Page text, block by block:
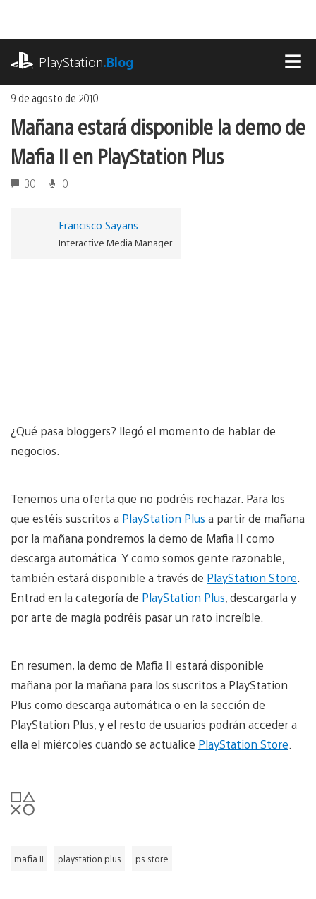
contenido
PlayStation.Blog
9 de agosto de 2010
Mañana estará disponible la demo de
Mafia II en PlayStation Plus
30 0
Francisco Sayans
Interactive Media Manager
¿Qué pasa bloggers? llegó el momento de hablar de
negocios.
Tenemos una oferta que no podréis rechazar. Para los
que estéis suscritos a PlayStation Plus a partir de mañana
por la mañana pondremos la demo de Mafia II como
descarga automática. Y como somos gente razonable,
también estará disponible a través de PlayStation Store
Entrad en la categoría de PlayStation Plus, descargarla y
por arte de magía podréis pasar un rato increíble.
En resumen, la demo de Mafia II estará disponible
mañana por la mañana para los suscritos a PlayStation
Plus como descarga automática o en la sección de
PlayStation Plus, y el resto de usuarios podrán acceder a
ella el miércoles cuando se actualice PlayStation Store
mafia II playstation plus ps store